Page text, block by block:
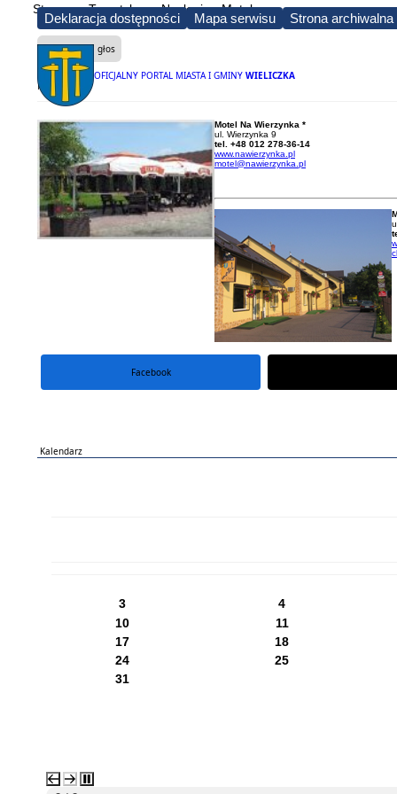
Deklaracja dostępności Mapa serwisu Strona archiwalna
OFICJALNY PORTAL MIASTA I GMINY WIELICZKA
Strona Turystyka Noclegi Motele
Czytaj na głos
Motele
Motel Na Wierzynka *
ul. Wierzynka 9
tel. +48 012 278-36-14
www.nawierzynka.pl
motel@nawierzynka.pl
Facebook
Kalendarz
3
4
10
11
17
18
24
25
31